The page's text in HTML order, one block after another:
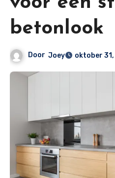
betonlook
Door Joey oktober